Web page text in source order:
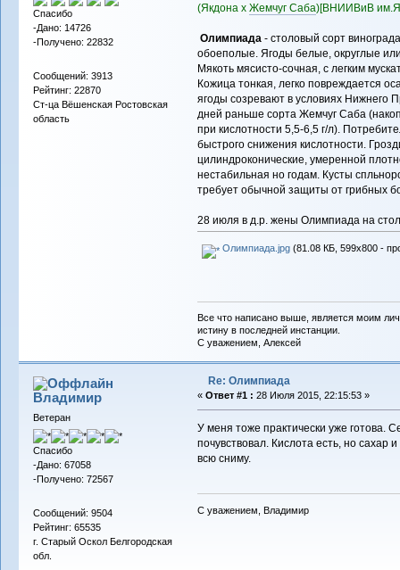
Спасибо
-Дано: 14726
-Получено: 22832
Сообщений: 3913
Рейтинг: 22870
Ст-ца Вёшенская Ростовская
область
(Якдона x Жемчуг Саба)[ВНИИВиВ
Олимпиада- столовый сорт
обоеполые. Ягоды белые, округлые
Мякоть мясисто-сочная, с легким
Кожица тонкая, легко повреждается
ягоды созревают в условиях Нижнего
дней раньше сорта Жемчуг Саба
при кислотности 5,5-6,5 г/л).
быстрого снижения кислотности.
цилиндроконические, умеренной
нестабильная но годам. Кусты
требует обычной защиты от грибных
28 июля в д.р. жены Олимпиада на
Олимпиада.jpg(81.08 КБ, 599x800 -
Все что написано выше, является моим
истину в последней инстанции.
С уважением, Алексей
Владимиp
Ветеран
Спасибо
-Дано: 67058
-Получено: 72567
Сообщений: 9504
Рейтинг: 65535
г. Старый Оскол Белгородская
обл.
Re: Олимпиада
« Ответ #1 : 28 Июля 2015, 22:15:53 »
У меня тоже практически уже готова.
почувствовал. Кислота есть, но
всю сниму.
С уважением, Владимир